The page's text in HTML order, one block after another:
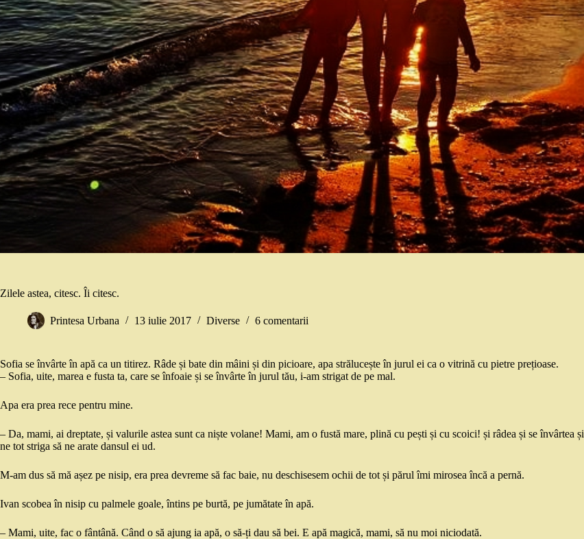
Zilele astea, citesc. Îi citesc.
Printesa Urbana 13 iulie 2017 Diverse 6 comentarii
Sofia se învârte în apă ca un titirez. Râde și bate din mâini și din picioare, apa strălucește în jurul ei ca o vitrină cu pietre prețioase.
– Sofia, uite, marea e fusta ta, care se înfoaie și se învârte în jurul tău, i-am strigat de pe mal.
Apa era prea rece pentru mine.
– Da, mami, ai dreptate, și valurile astea sunt ca niște volane! Mami, am o fustă mare, plină cu pești și cu scoici! și râdea și se învârtea și
ne tot striga să ne arate dansul ei ud.
M-am dus să mă așez pe nisip, era prea devreme să fac baie, nu deschisesem ochii de tot și părul îmi mirosea încă a pernă.
Ivan scobea în nisip cu palmele goale, întins pe burtă, pe jumătate în apă.
– Mami, uite, fac o fântână. Când o să ajung ia apă, o să-ți dau să bei. E apă magică, mami, să nu moi niciodată.